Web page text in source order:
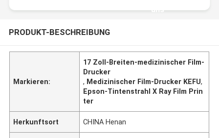
uns
PRODUKT-BESCHREIBUNG
Markieren:
17 Zoll-Breiten-medizinischer Film-
Drucker
, Medizinischer Film-Drucker KEFU,
Epson-Tintenstrahl X Ray Film Prin
ter
Herkunftsort CHINA Henan